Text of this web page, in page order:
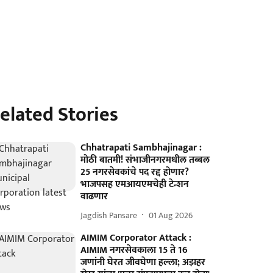
Stories
Chhatrapati Sambhajinagar :
मोठी बातमी! संभाजीनगरमधील तब्बल
25 नगरसेवकांचे पद रद्द होणार?
भाजपसह एमआयएमचेही टेन्शन
वाढणार
Jagdish Pansare 01 Aug 2026
AIMIM Corporator Attack :
AIMIM नगरसेवकाला 15 ते 16
जणांनी घेरत जीवघेणा हल्ला; अझहर